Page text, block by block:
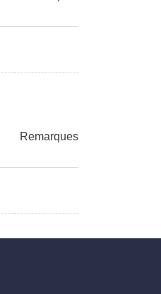
Remarques